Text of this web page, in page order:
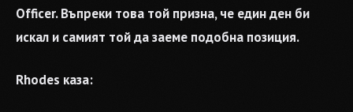
Officer. Въпреки това той призна, че един ден би
искал и самият той да заеме подобна позиция.
Rhodes каза: